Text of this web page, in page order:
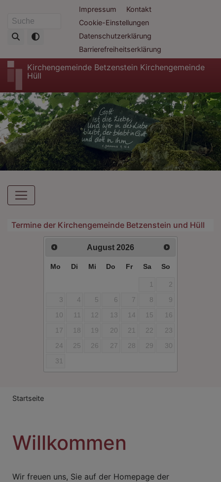
zum
Suche
Fußbereichsmenü
Impressum
Kontakt
Cookie-Einstellungen
Datenschutzerklärung
Barrierefreiheitserklärung
Kirchengemeinde Betzenstein Kirchengemeinde
Hüll
Hauptnavigation
Termine der Kirchengemeinde Betzenstein und Hüll
August 2026
Mo Di Mi Do Fr Sa So
1
2
3
4 5 6 7 8
9
10
11 12 13 14 15
16
17
18 19 20 21 22
23
24
25 26 27 28 29
30
31
Breadcrumb
Startseite
Willkommen
Wir freuen uns, Sie auf der Homepage der